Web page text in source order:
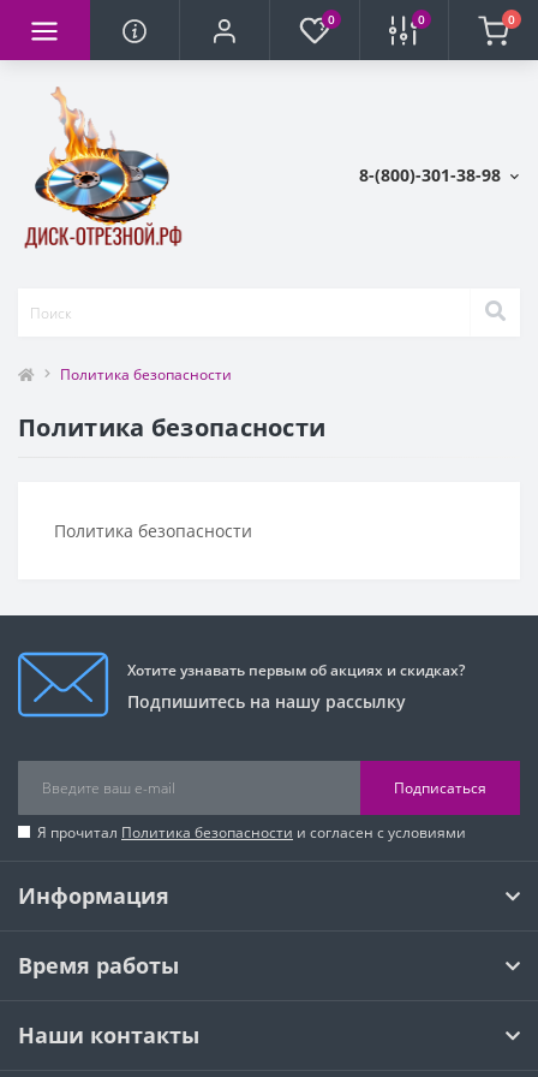
0 0 0
8-(800)-301-38-98
Политика безопасности
Политика безопасности
Политика безопасности
Хотите узнавать первым об акциях и скидках?
Подпишитесь на нашу рассылку
Подписаться
Я прочитал Политика безопасности и согласен с условиями
Информация
Время работы
Наши контакты